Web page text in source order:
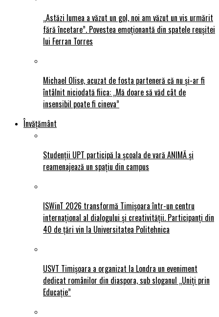
„Astăzi lumea a văzut un gol, noi am văzut un vis urmărit
fără încetare”. Povestea emoționantă din spatele reușitei
lui Ferran Torres
Michael Olise, acuzat de fosta parteneră că nu și-ar fi
întâlnit niciodată fiica: „Mă doare să văd cât de
insensibil poate fi cineva”
Învățământ
Studenții UPT participă la școala de vară ANIMĂ și
reamenajează un spațiu din campus
ISWinT 2026 transformă Timișoara într-un centru
internațional al dialogului și creativității. Participanți din
40 de țări vin la Universitatea Politehnica
USVT Timișoara a organizat la Londra un eveniment
dedicat românilor din diaspora, sub sloganul „Uniți prin
Educație”